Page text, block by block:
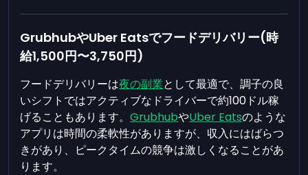
GrubhubやUber Eatsでフードデリバリー(時
給1,500円〜3,750円)
フードデリバリーは夜の副業として最適で、調子の良
いシフトではアクティブなドライバーで約100ドル稼
げることもあります。GrubhubやUber Eatsのような
アプリは時間の柔軟性がありますが、収入にはばらつ
きがあり、ピークタイムの競争は激しくなることがあ
ります。